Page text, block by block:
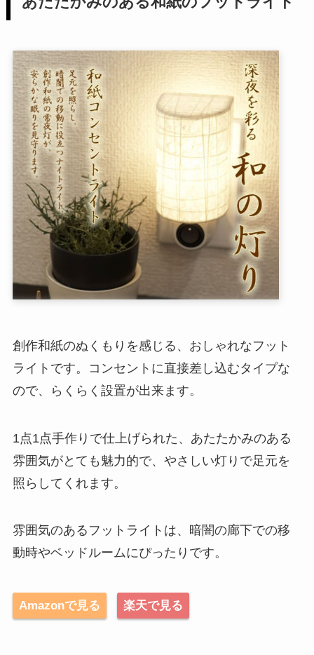
創作和紙のぬくもりを感じる、おしゃれなフット
ライトです。コンセントに直接差し込むタイプな
ので、らくらく設置が出来ます。
1点1点手作りで仕上げられた、あたたかみのある
雰囲気がとても魅力的で、やさしい灯りで足元を
照らしてくれます。
雰囲気のあるフットライトは、暗闇の廊下での移
動時やベッドルームにぴったりです。
Amazonで見る 楽天で見る